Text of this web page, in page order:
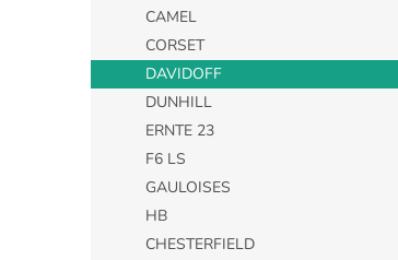
CAMEL
CORSET
DAVIDOFF
DUNHILL
ERNTE 23
F6 LS
GAULOISES
HB
CHESTERFIELD